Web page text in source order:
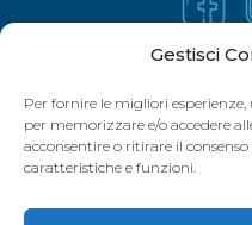
Gestisci
Per fornire le migliori
per memorizzare e/o accedere
acconsentire o ritirare il
caratteristiche e funzioni.